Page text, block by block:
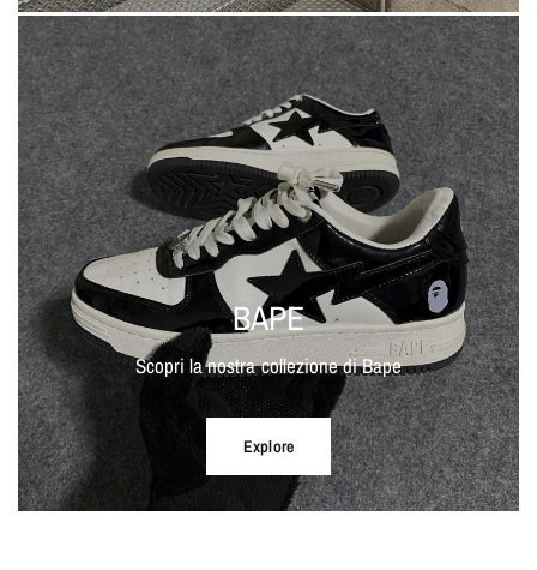
BAPE
Scopri la nostra collezione di Bape
Explore